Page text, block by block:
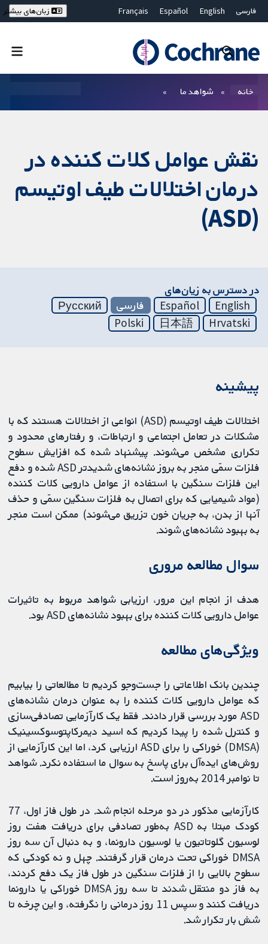
فارسی English
Español
Français
Bahasa Malaysia
ไทย
繁體中文
زبان‌های بیشتر
خانه شواهد ما
نقش عوامل کلات کننده در
درمان اختلالات طیف اوتیسم
(ASD)
در دسترس به زیان‌های
English
Español فارسی
Русский
Hrvatski
日本語
Polski
پیشینه
اختلالات طیف اوتیسم (ASD) انواعی از اختلالات هستند که با
مشکلات در تعامل اجتماعی و ارتباطات، و رفتارهای محدود و
تکراری مشخص می‌شوند. پیشنهاد شده که افزایش سطوح
فلزات سمّی منجر به بروز نشانه‌های شدیدتر ASD شده و دفع
این فلزات سنگین با استفاده از عوامل دارویی کلات کننده
(مواد شیمیایی که برای اتصال به فلزات سنگین سمّی و حذف
آنها از بدن، به جریان خون تزریق می‌شوند) ممکن است منجر
به بهبود نشانه‌های شوند.
سوال مطالعه مروری
هدف از انجام این مرور، ارزیابی شواهد مربوط به تاثیرات
عوامل دارویی کلات کننده برای بهبود نشانه‌های ASD بود.
ویژگی‌های مطالعه
چندین بانک اطلاعاتی را جست‌وجو کردیم تا مطالعاتی را بیابیم
که عوامل دارویی کلات کننده را به عنوان درمان نشانه‌های
ASD مورد بررسی قرار دادند. فقط یک کارآزمایی تصادفی‌سازی
و کنترل شده را پیدا کردیم که اسید دیمرکاپتوسوکسینیک
(DMSA) خوراکی را برای ASD ارزیابی کرد، اما این کارآزمایی از
روش‌های ایده‌آل برای پاسخ به سوال ما استفاده نکرد. شواهد
تا نوامبر 2014 به‌روز است.
کارآزمایی مذکور در دو مرحله انجام شد. در طول فاز اول، 77
کودک مبتلا به ASD به‌طور تصادفی برای دریافت هفت روز
لوسیون گلوتاتیون یا لوسیون دارونما، و به دنبال آن سه روز
DMSA خوراکی تحت درمان قرار گرفتند. چهل و نه کودکی که
سطوح بالایی را از فلزات سنگین در طول فاز یک دفع کردند،
به فاز دو منتقل شدند تا سه روز DMSA خوراکی یا دارونما
دریافت کنند و سپس 11 روز درمانی را نگرفته، و این چرخه تا
شش بار تکرار شد.